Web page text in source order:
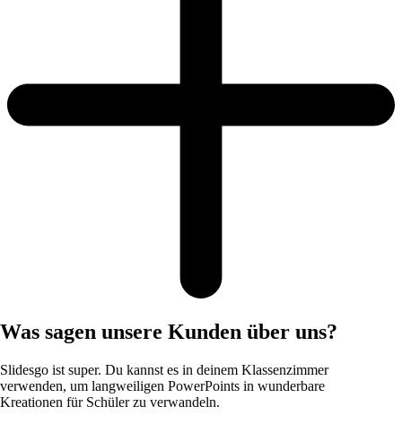
Was sagen unsere Kunden über uns?
Slidesgo ist super. Du kannst es in deinem Klassenzimmer
verwenden, um langweiligen PowerPoints in wunderbare
Kreationen für Schüler zu verwandeln.